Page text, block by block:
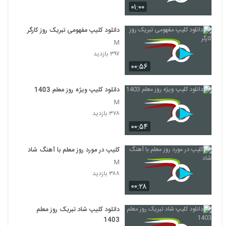
۰۱:۰۰
۰۰:۵۶
دانلود کلیپ مفهومی تبریک روز کارگر
M
۳۹۷ بازدید
۰۰:۵۴
دانلود کلیپ ویژه روز معلم 1403
M
۳۷۸ بازدید
۰۰:۲۸
کلیپ در مورد روز معلم با آهنگ شاد
M
۳۸۸ بازدید
دانلود کلیپ شاد تبریک روز معلم
1403